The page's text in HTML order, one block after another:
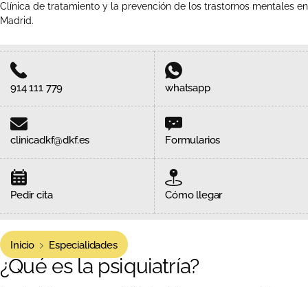
Clínica de tratamiento y la prevención de los trastornos mentales en
Madrid.
914 111 779 whatsapp
clinicadkf@dkf.es Formularios
Pedir cita Cómo llegar
Inicio Especialidades
¿Qué es la psiquiatría?